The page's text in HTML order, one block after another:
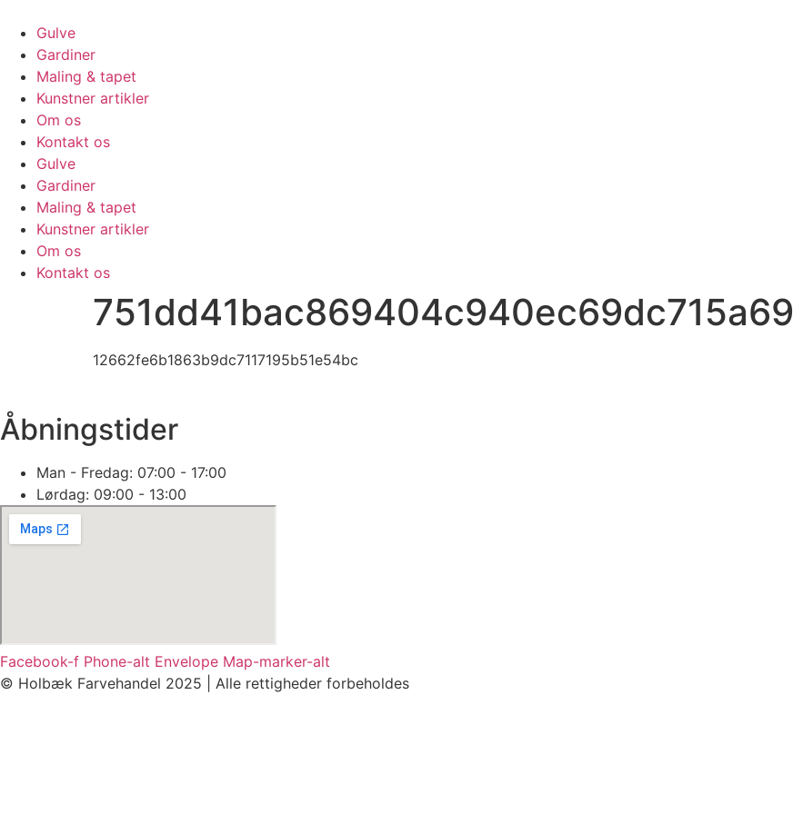
content
Gulve
Gardiner
Maling & tapet
Kunstner artikler
Om os
Kontakt os
Gulve
Gardiner
Maling & tapet
Kunstner artikler
Om os
Kontakt os
751dd41bac869404c940ec69dc715a69
12662fe6b1863b9dc7117195b51e54bc
Åbningstider
Man - Fredag: 07:00 - 17:00
Lørdag: 09:00 - 13:00
Facebook-f Phone-alt Envelope Map-marker-alt
© Holbæk Farvehandel 2025 | Alle rettigheder forbeholdes